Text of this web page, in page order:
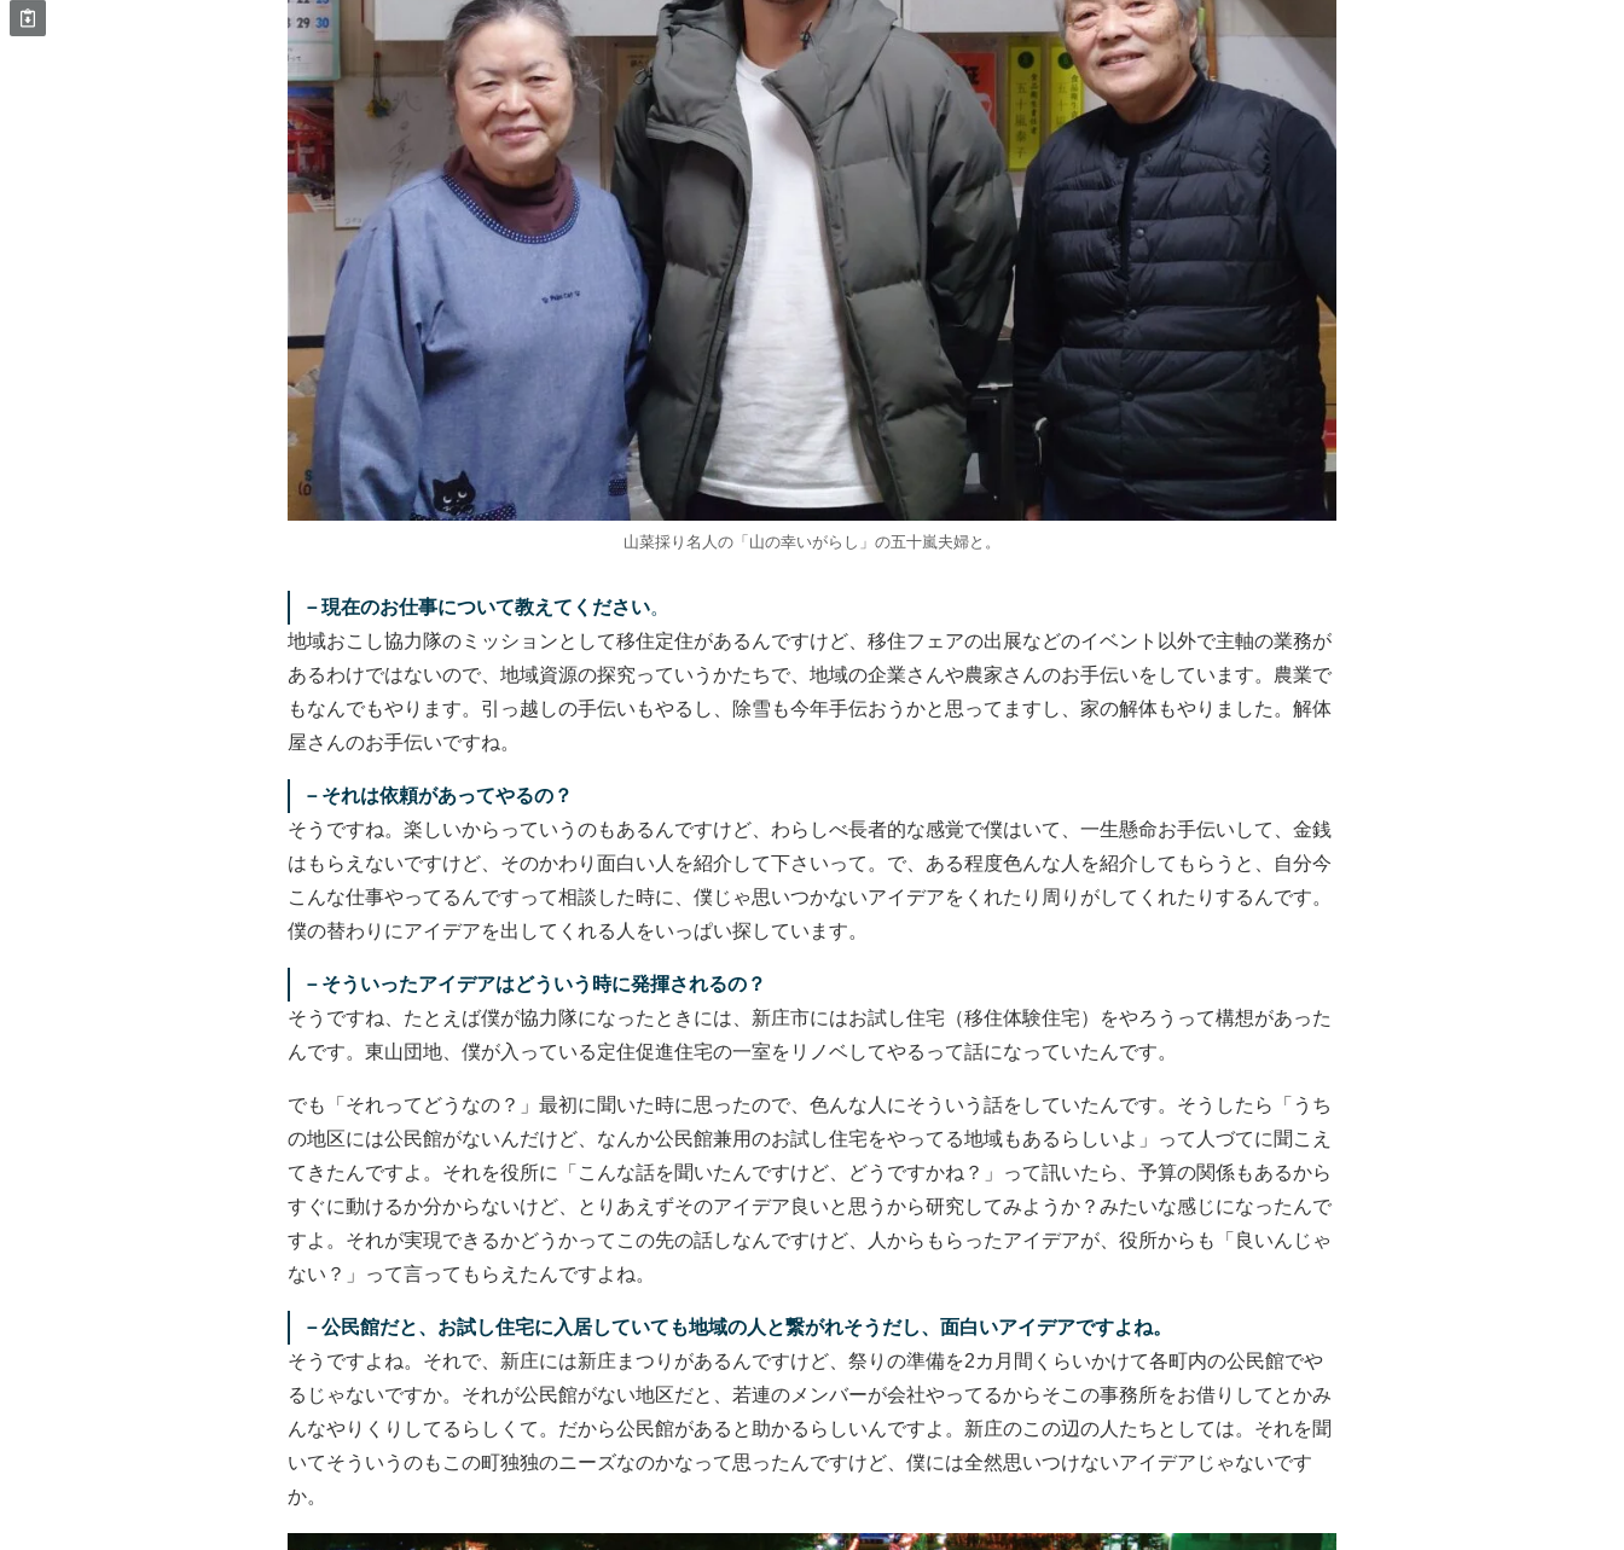
山菜採り名人の「山の幸いがらし」の五十嵐夫婦と。
－現在のお仕事について教えてください。
地域おこし協力隊のミッションとして移住定住があるんですけど、移住フェアの出展などのイベント以外で主軸の業務が
あるわけではないので、地域資源の探究っていうかたちで、地域の企業さんや農家さんのお手伝いをしています。農業で
もなんでもやります。引っ越しの手伝いもやるし、除雪も今年手伝おうかと思ってますし、家の解体もやりました。解体
屋さんのお手伝いですね。
－それは依頼があってやるの？
そうですね。楽しいからっていうのもあるんですけど、わらしべ長者的な感覚で僕はいて、一生懸命お手伝いして、金銭
はもらえないですけど、そのかわり面白い人を紹介して下さいって。で、ある程度色んな人を紹介してもらうと、自分今
こんな仕事やってるんですって相談した時に、僕じゃ思いつかないアイデアをくれたり周りがしてくれたりするんです。
僕の替わりにアイデアを出してくれる人をいっぱい探しています。
－そういったアイデアはどういう時に発揮されるの？
そうですね、たとえば僕が協力隊になったときには、新庄市にはお試し住宅（移住体験住宅）をやろうって構想があった
んです。東山団地、僕が入っている定住促進住宅の一室をリノベしてやるって話になっていたんです。
でも「それってどうなの？」最初に聞いた時に思ったので、色んな人にそういう話をしていたんです。そうしたら「うち
の地区には公民館がないんだけど、なんか公民館兼用のお試し住宅をやってる地域もあるらしいよ」って人づてに聞こえ
てきたんですよ。それを役所に「こんな話を聞いたんですけど、どうですかね？」って訊いたら、予算の関係もあるから
すぐに動けるか分からないけど、とりあえずそのアイデア良いと思うから研究してみようか？みたいな感じになったんで
すよ。それが実現できるかどうかってこの先の話しなんですけど、人からもらったアイデアが、役所からも「良いんじゃ
ない？」って言ってもらえたんですよね。
－公民館だと、お試し住宅に入居していても地域の人と繋がれそうだし、面白いアイデアですよね。
そうですよね。それで、新庄には新庄まつりがあるんですけど、祭りの準備を2カ月間くらいかけて各町内の公民館でや
るじゃないですか。それが公民館がない地区だと、若連のメンバーが会社やってるからそこの事務所をお借りしてとかみ
んなやりくりしてるらしくて。だから公民館があると助かるらしいんですよ。新庄のこの辺の人たちとしては。それを聞
いてそういうのもこの町独独のニーズなのかなって思ったんですけど、僕には全然思いつけないアイデアじゃないです
か。